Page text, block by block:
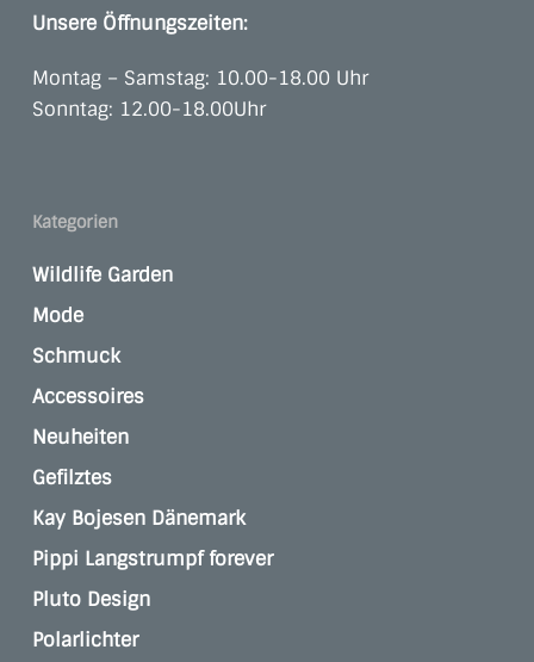
Unsere Öffnungszeiten:
Montag – Samstag: 10.00-18.00 Uhr
Sonntag: 12.00-18.00Uhr
Kategorien
Wildlife Garden
Mode
Schmuck
Accessoires
Neuheiten
Gefilztes
Kay Bojesen Dänemark
Pippi Langstrumpf forever
Pluto Design
Polarlichter